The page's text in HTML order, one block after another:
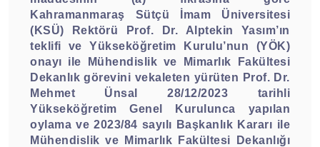
Kahramanmaraş Sütçü İmam Üniversitesi
(KSÜ) Rektörü Prof. Dr. Alptekin Yasım’ın
teklifi ve Yükseköğretim Kurulu’nun (YÖK)
onayı ile Mühendislik ve Mimarlık Fakültesi
Dekanlık görevini vekaleten yürüten Prof. Dr.
Mehmet Ünsal 28/12/2023 tarihli
Yükseköğretim Genel Kurulunca yapılan
oylama ve 2023/84 sayılı Başkanlık Kararı ile
Mühendislik ve Mimarlık Fakültesi Dekanlığı